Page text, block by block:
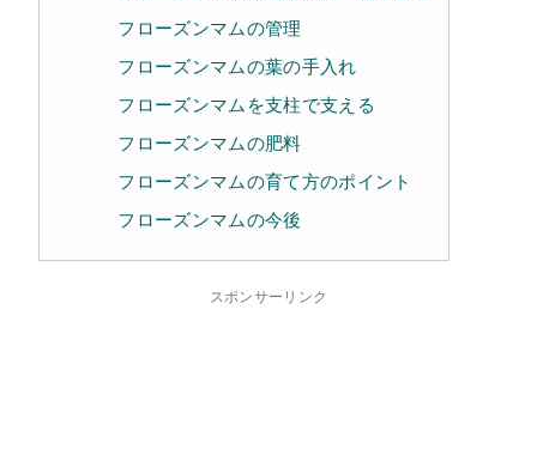
フローズンマムの管理
フローズンマムの葉の手入れ
フローズンマムを支柱で支える
フローズンマムの肥料
フローズンマムの育て方のポイント
フローズンマムの今後
スポンサーリンク